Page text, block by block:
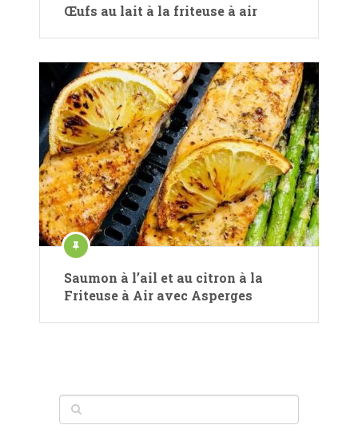
Œufs au lait à la friteuse à air
Saumon à l’ail et au citron à la
Friteuse à Air avec Asperges